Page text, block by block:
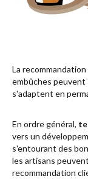
La
embûches peuvent
s'adaptent en
En ordre général,
vers un
s'entourant des
les artisans
recommandation